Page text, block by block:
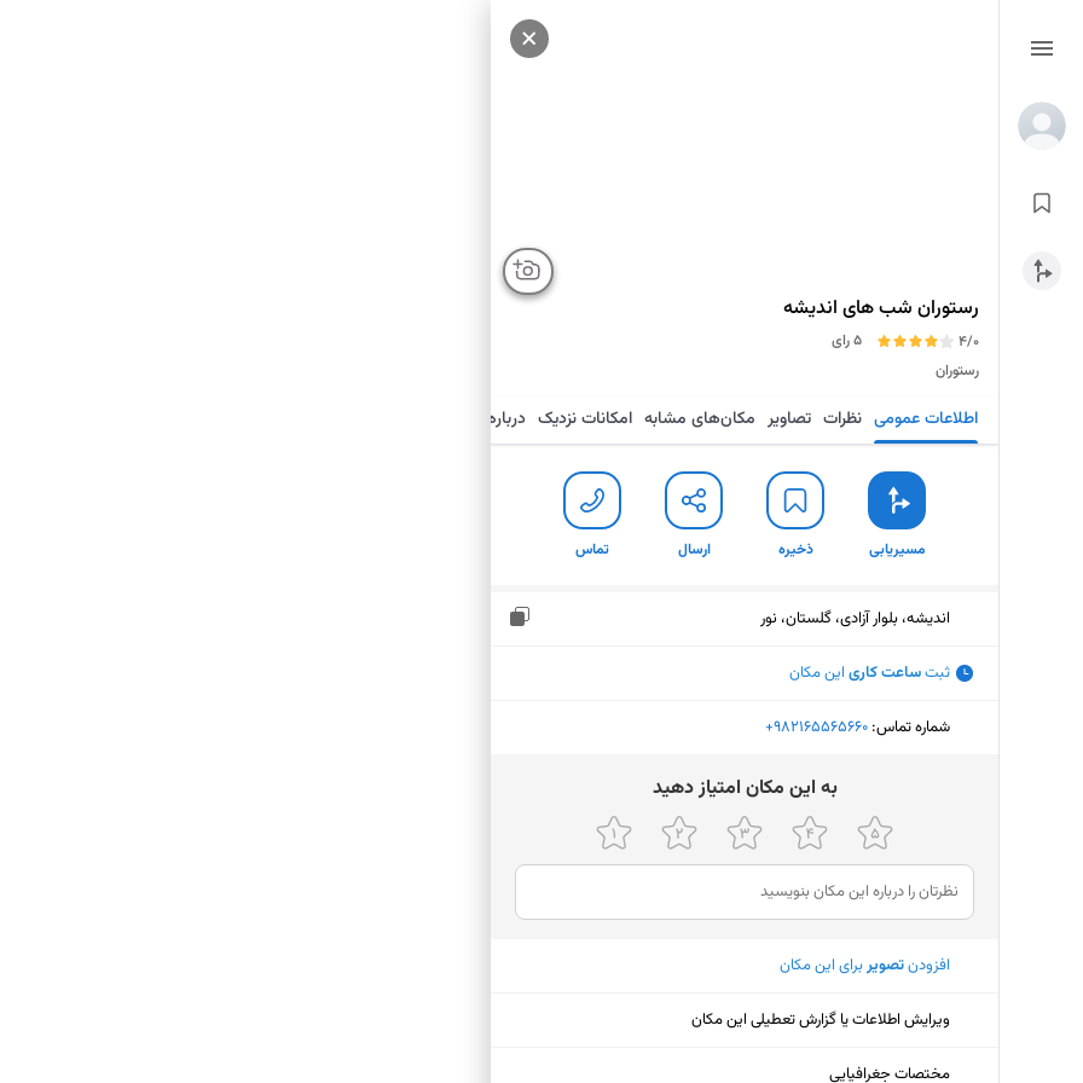
رستوران شب های اندیشه
4/0
5 رای
رستوران
اطلاعات عمومی نظرات تصاویر مکان‌های مشابه امکانات نزدیک درباره
مسیریابی ذخیره ارسال تماس
اندیشه، بلوار آزادی، گلستان، نور
ثبتساعت کاری این مکان
شماره تماس: ‎+982165565660
ﺑﻪ اﯾﻦ ﻣﮑﺎن اﻣﺘﯿﺎز دﻫﯿﺪ
افزودنتصویربرای این مکان
ویرایش اطلاعات یا گزارش تعطیلی این مکان
مختصات جغرافیایی